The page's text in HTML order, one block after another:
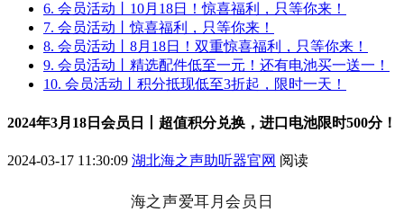
6. 会员活动丨10月18日！惊喜福利，只等你来！
7. 会员活动丨惊喜福利，只等你来！
8. 会员活动丨8月18日！双重惊喜福利，只等你来！
9. 会员活动丨精选配件低至一元！还有电池买一送一！
10. 会员活动丨积分抵现低至3折起，限时一天！
2024年3月18日会员日丨超值积分兑换，进口电池限时500分！
2024-03-17 11:30:09 湖北海之声助听器官网 阅读
海之声爱耳月会员日